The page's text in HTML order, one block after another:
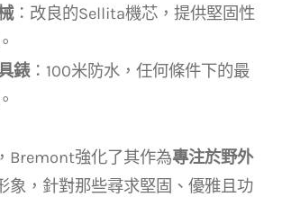
：改良的Sellita機芯，提供堅固性
錶：100米防水，任何條件下的最
Bremont強化了其作為專注於野外
象，針對那些尋求堅固、優雅且功